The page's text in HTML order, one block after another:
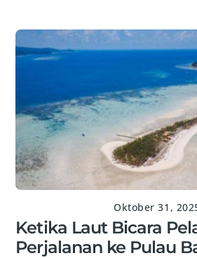
Oktober 31,
Ketika Laut Bicara
Perjalanan ke Pulau